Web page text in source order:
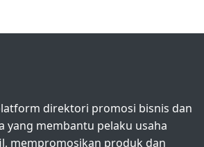
direktori promosi bisnis dan
yang membantu pelaku usaha
mempromosikan produk dan